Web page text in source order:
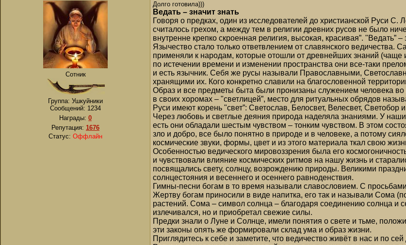
Сотник
Группа: Ушкуйники
Сообщений: 1234
Награды: 0
Репутация: 1676
Статус: Оффлайн
Долго готовила)))
Ведать – значит знать
Говоря о предках, один из исследователей до христианской Руси
считалось грехом, а между тем в религии древних русов не было
внутренне крепко скроенная религия, высокая, красивая”.
Язычество стало только ответвлением от славянского
применяли к народам, которые отошли от древнейших знаний (чаще
по истечении времени и изменении пространства они все-таки
и есть язычник. Себя же русы называли Православными,
хранящими их. Кого конкретно славили на благословенной
Образ и все предметы быта были пронизаны служением человека
в своих хоромах – "светлицей”, место для ритуальных обрядов
Руси имеют корень "свет”: Светослав, Белосвет, Велесвет, Светобор
Через любовь и светлые деяния природа наделяла знаниями. У
есть они обладали шестым чувством – тонким чувством. В этом
зло и добро, все было понятно в природе и в человеке, а потому
космические звуки, формы, цвет и из этого материала ткал свою
Особенностью ведического мировоззрения была его
и чувствовали влияние космических ритмов на нашу жизнь и
посвящались свету, солнцу, возрождению природы. Великими
солнцестояния и весеннего и осеннего равноденствия.
Гимны-песни богам в то время называли славословием. С
Жертву богам приносили в виде напитка, его так и называли Сома
растений. Сома – символ солнца – благодаря соединению солнца
излечивался, но и приобретал свежие силы.
Предки знали о Луне и Солнце, имели понятия о свете и тьме,
эти законы опять же формировали склад ума и образ жизни.
Приглядитесь к себе и заметите, что ведичество живёт в нас и по сей